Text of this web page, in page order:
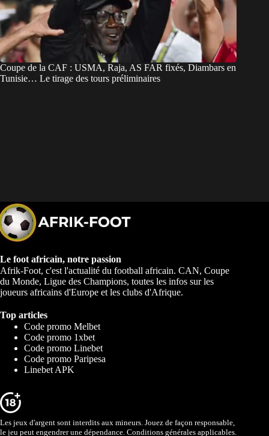
Coupe de la CAF : USMA, Raja, AS FAR fixés, Diambars en
Tunisie… Le tirage des tours préliminaires
Le foot africain, notre passion
Afrik-Foot, c'est l'actualité du football africain. CAN, Coupe
du Monde, Ligue des Champions, toutes les infos sur les
joueurs africains d'Europe et les clubs d'Afrique.
Top articles
Code promo Melbet
Code promo 1xbet
Code promo Linebet
Code promo Paripesa
Linebet APK
Les jeux d'argent sont interdits aux mineurs. Jouez de façon responsable,
le jeu peut engendrer une dépendance. Conditions générales applicables.